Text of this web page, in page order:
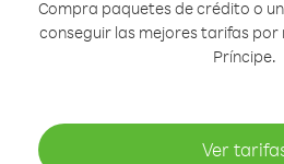
Compra paquetes de crédito o
conseguir las mejores tarifas por
Príncipe.
Ver